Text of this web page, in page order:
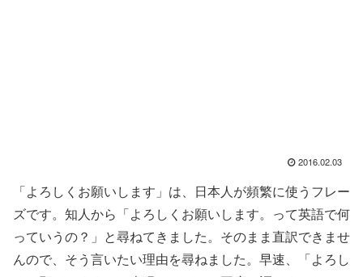
2016.02.03
「よろしくお願いします」は、日本人が頻繁に使うフレー
ズです。知人から「よろしくお願いします。って英語で何
っていうの？」と尋ねてきました。そのまま直訳できませ
んので、そう言いたい理由を尋ねました。早速、「よろし